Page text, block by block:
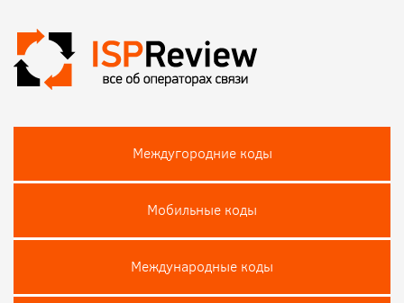
Междугородние коды
Мобильные коды
Международные коды